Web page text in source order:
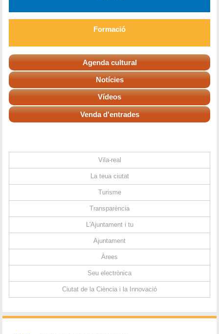
Formació
Agenda cultural
Notícies
Vídeos
Venda d'entrades
Vila-real
La teua ciutat
Turisme
Transparència
L'Ajuntament i tu
Ajuntament
Àrees
Seu electrònica
Ciutat de la Ciència i la Innovació